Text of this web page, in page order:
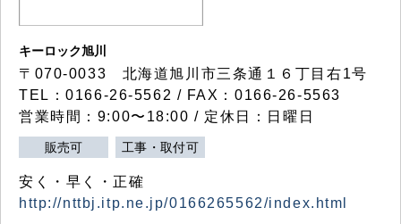
キーロック旭川
〒070-0033 北海道旭川市三条通１６丁目右1号
TEL：0166-26-5562 / FAX：0166-26-5563
営業時間：9:00〜18:00 / 定休日：日曜日
販売可 工事・取付可
安く・早く・正確
http://nttbj.itp.ne.jp/0166265562/index.html